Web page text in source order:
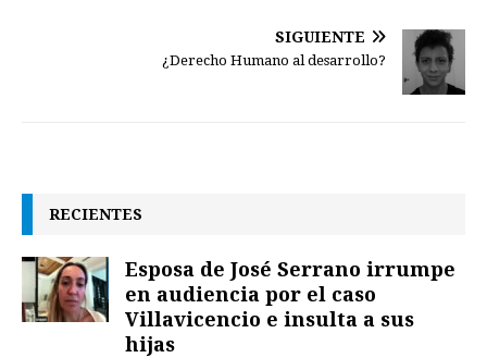
SIGUIENTE
¿Derecho Humano al desarrollo?
RECIENTES
Esposa de José Serrano irrumpe
en audiencia por el caso
Villavicencio e insulta a sus
hijas